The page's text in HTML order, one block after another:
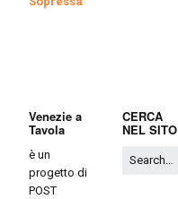
Venezie a
Tavola
è un
progetto di
POST
CERCA
NEL SITO